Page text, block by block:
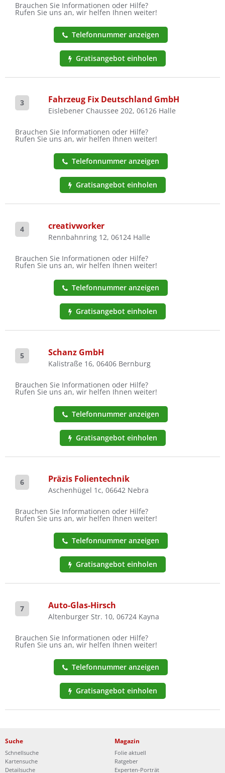
Brauchen Sie Informationen oder Hilfe?
Rufen Sie uns an, wir helfen Ihnen weiter!
Telefonnummer anzeigen
Gratisangebot einholen
3 Fahrzeug Fix Deutschland GmbH
Eislebener Chaussee 202, 06126 Halle
Brauchen Sie Informationen oder Hilfe?
Rufen Sie uns an, wir helfen Ihnen weiter!
Telefonnummer anzeigen
Gratisangebot einholen
4 creativworker
Rennbahnring 12, 06124 Halle
Brauchen Sie Informationen oder Hilfe?
Rufen Sie uns an, wir helfen Ihnen weiter!
Telefonnummer anzeigen
Gratisangebot einholen
5 Schanz GmbH
Kalistraße 16, 06406 Bernburg
Brauchen Sie Informationen oder Hilfe?
Rufen Sie uns an, wir helfen Ihnen weiter!
Telefonnummer anzeigen
Gratisangebot einholen
6 Präzis Folientechnik
Aschenhügel 1c, 06642 Nebra
Brauchen Sie Informationen oder Hilfe?
Rufen Sie uns an, wir helfen Ihnen weiter!
Telefonnummer anzeigen
Gratisangebot einholen
7 Auto-Glas-Hirsch
Altenburger Str. 10, 06724 Kayna
Brauchen Sie Informationen oder Hilfe?
Rufen Sie uns an, wir helfen Ihnen weiter!
Telefonnummer anzeigen
Gratisangebot einholen
Suche
Schnellsuche
Kartensuche
Detailsuche
Magazin
Folie aktuell
Ratgeber
Experten-Porträt